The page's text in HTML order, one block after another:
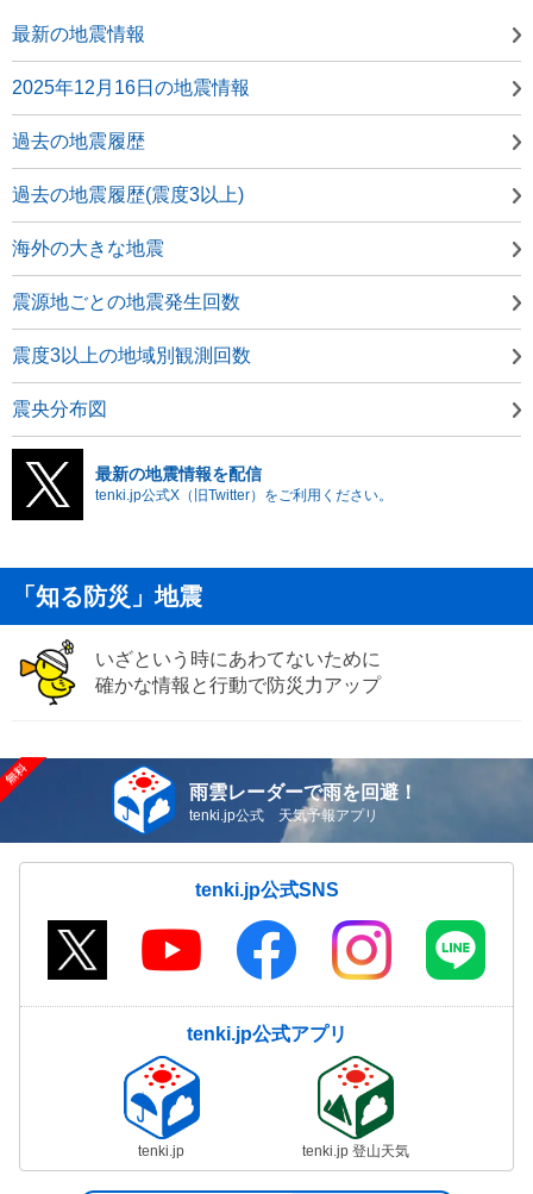
最新の地震情報
2025年12月16日の地震情報
過去の地震履歴
過去の地震履歴(震度3以上)
海外の大きな地震
震源地ごとの地震発生回数
震度3以上の地域別観測回数
震央分布図
最新の地震情報を配信
tenki.jp公式X（旧Twitter）をご利用ください。
「知る防災」地震
いざという時にあわてないために
確かな情報と行動で防災力アップ
雨雲レーダーで雨を回避！
tenki.jp公式 天気予報アプリ
tenki.jp公式SNS
tenki.jp公式アプリ
tenki.jp tenki.jp 登山天気